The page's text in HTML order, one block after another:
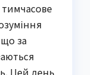
за
Цей день